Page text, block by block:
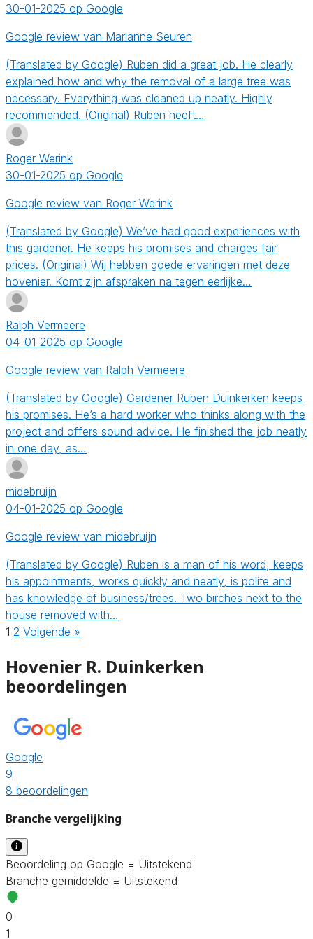
30-01-2025 op Google
Google review van Marianne Seuren
(Translated by Google) Ruben did a great job. He clearly
explained how and why the removal of a large tree was
necessary. Everything was cleaned up neatly. Highly
recommended. (Original) Ruben heeft…
Roger Werink
30-01-2025 op Google
Google review van Roger Werink
(Translated by Google) We’ve had good experiences with
this gardener. He keeps his promises and charges fair
prices. (Original) Wij hebben goede ervaringen met deze
hovenier. Komt zijn afspraken na tegen eerlijke…
Ralph Vermeere
04-01-2025 op Google
Google review van Ralph Vermeere
(Translated by Google) Gardener Ruben Duinkerken keeps
his promises. He’s a hard worker who thinks along with the
project and offers sound advice. He finished the job neatly
in one day, as…
midebruijn
04-01-2025 op Google
Google review van midebruijn
(Translated by Google) Ruben is a man of his word, keeps
his appointments, works quickly and neatly, is polite and
has knowledge of business/trees. Two birches next to the
house removed with…
1 2 Volgende »
Hovenier R. Duinkerken
beoordelingen
Google
9
8 beoordelingen
Branche vergelijking
Beoordeling op Google = Uitstekend
Branche gemiddelde = Uitstekend
0
1